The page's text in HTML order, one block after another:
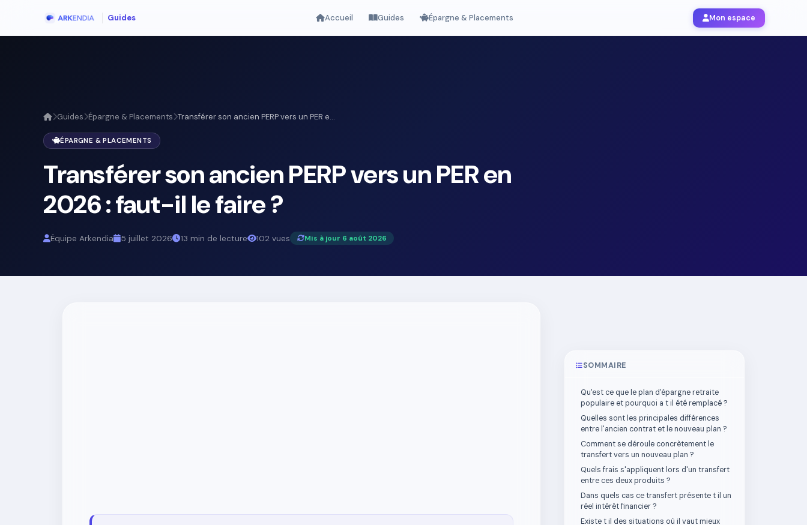
Guides Accueil Guides Épargne & Placements Mon espace
Guides Épargne & Placements Transférer son ancien PERP vers un PER e...
ÉPARGNE & PLACEMENTS
Transférer son ancien PERP vers un PER en
2026 : faut-il le faire ?
Équipe Arkendia 5 juillet 2026 13 min de lecture 102 vues Mis à jour 6 août 2026
SOMMAIRE
Qu'est ce que le plan d'épargne retraite
populaire et pourquoi a t il été remplacé ?
Quelles sont les principales différences
entre l'ancien contrat et le nouveau plan ?
Comment se déroule concrètement le
transfert vers un nouveau plan ?
Quels frais s'appliquent lors d'un transfert
entre ces deux produits ?
Dans quels cas ce transfert présente t il un
réel intérêt financier ?
Existe t il des situations où il vaut mieux